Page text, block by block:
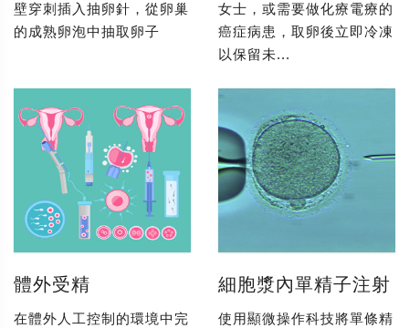
壁穿刺插入抽卵針，從卵巢
的成熟卵泡中抽取卵子
女士，或需要做化療電療的
癌症病患，取卵後立即冷凍
以保留未...
體外受精
在體外人工控制的環境中完
細胞漿內單精子注射
使用顯微操作科技將單條精